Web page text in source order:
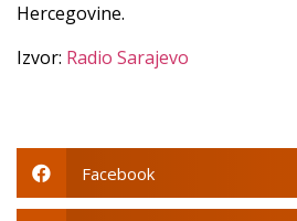
Hercegovine.
Izvor: Radio Sarajevo
Facebook